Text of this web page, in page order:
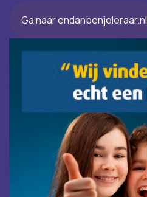
Ga naar endanbenjeleraar.nl